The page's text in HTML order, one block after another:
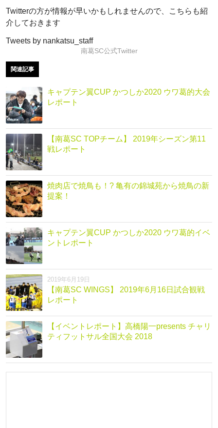
Twitterの方が情報が早いかもしれませんので、こちらも紹
介しておきます
Tweets by nankatsu_staff
南葛SC公式Twitter
関連記事
キャプテン翼CUP かつしか2020 ウワ葛的大会
レポート
【南葛SC TOPチーム】 2019年シーズン第11
戦レポート
焼肉店で焼鳥も！? 亀有の錦城苑から焼鳥の新
提案！
キャプテン翼CUP かつしか2020 ウワ葛的イベ
ントレポート
2019年6月19日
【南葛SC WINGS】 2019年6月16日試合観戦
レポート
【イベントレポート】高橋陽一presents チャリ
ティフットサル全国大会 2018